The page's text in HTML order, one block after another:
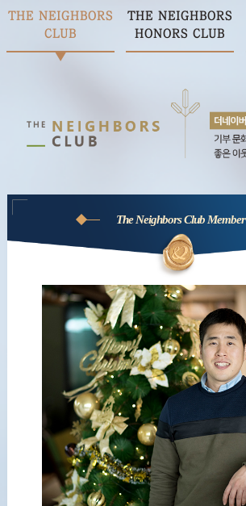
THE NEIGHBORS
CLUB
THE NEIGHBORS
HONORS CLUB
The Neighbors Club Member